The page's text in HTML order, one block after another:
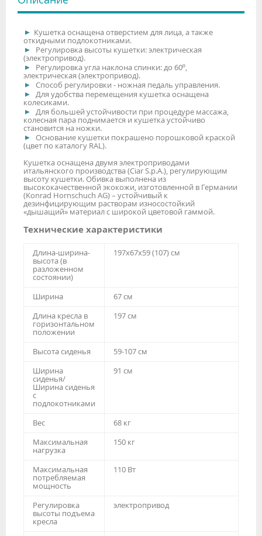
Кушетка оснащена отверстием для лица, а также
откидными подлокотниками.
Регулировка высоты кушетки: электрическая
(электропривод).
Регулировка угла наклона спинки: до 60º,
электрическая (электропривод).
Способ регулировки - ножная педаль управления.
Для удобства перемещения кушетка оснащена
колесиками.
Для большей устойчивости при процедуре массажа,
колесная пара поднимается и кушетка устойчиво
становится на ножки.
Основание кушетки покрашено порошковой краской
(цвет по каталогу RAL).
Кушетка оснащена двумя электроприводами
итальянского производства (Ciar S.p.A.), регулирующим
высоту кушетки. Обивка выполнена из
высококачественной экокожи, изготовленной в Германии
(Konrad Hornschuch AG) – устойчивый к
дезинфицирующим растворам износостойкий
«дышащий» материал с широкой цветовой гаммой.
Технические характеристики
Длина-ширина-
высота (в
разложенном
состоянии)
197х67х59 (107) см
Ширина
67 см
Длина кресла в
горизонтальном
положении
197 см
Высота сиденья
59-107 см
Ширина
сиденья/
Ширина сиденья
с
подлокотниками
91 см
Вес
68 кг
Максимальная
нагрузка
150 кг
Максимальная
потребляемая
мощность
110 Вт
Регулировка
высоты подъема
кресла
электропривод